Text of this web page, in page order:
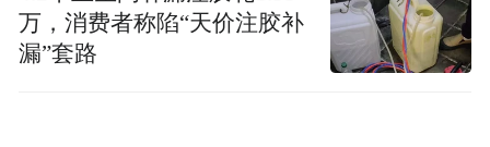
万，消费者称陷“天价注胶补
漏”套路